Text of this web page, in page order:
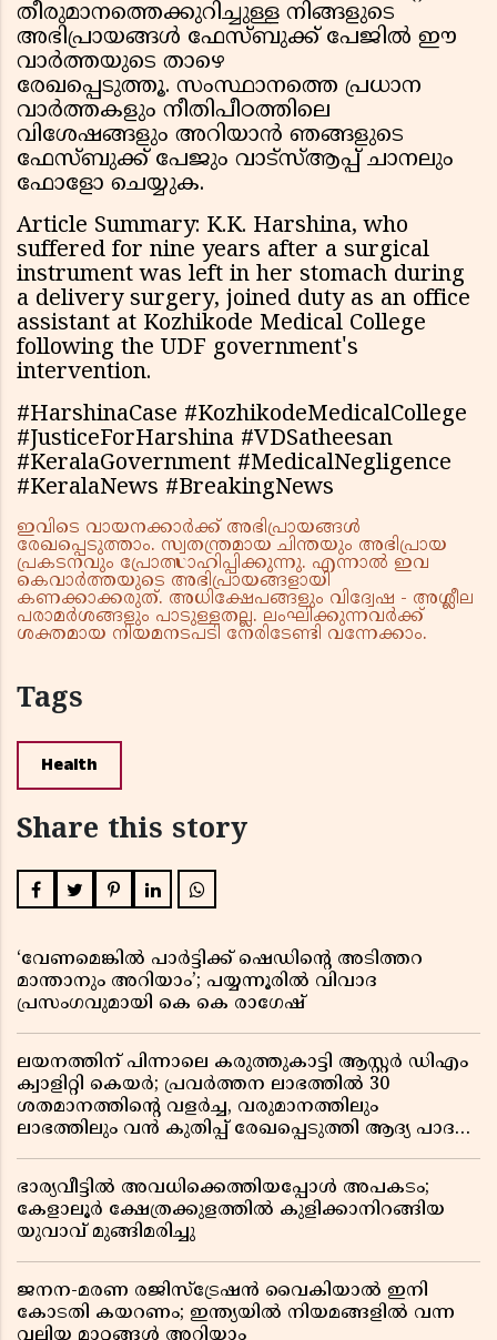
തീരുമാനത്തെക്കുറിച്ചുള്ള നിങ്ങളുടെ
അഭിപ്രായങ്ങൾ ഫേസ്ബുക്ക് പേജില്‍ ഈ
വാര്‍ത്തയുടെ താഴെ
രേഖപ്പെടുത്തൂ. സംസ്ഥാനത്തെ പ്രധാന
വാർത്തകളും നീതിപീഠത്തിലെ
വിശേഷങ്ങളും അറിയാൻ ഞങ്ങളുടെ
ഫേസ്ബുക്ക് പേജും വാട്സ്ആപ്പ് ചാനലും
ഫോളോ ചെയ്യുക.
Article Summary: K.K. Harshina, who
suffered for nine years after a surgical
instrument was left in her stomach during
a delivery surgery, joined duty as an office
assistant at Kozhikode Medical College
following the UDF government's
intervention.
#HarshinaCase #KozhikodeMedicalCollege
#JusticeForHarshina #VDSatheesan
#KeralaGovernment #MedicalNegligence
#KeralaNews #BreakingNews
ഇവിടെ വായനക്കാർക്ക് അഭിപ്രായങ്ങൾ
രേഖപ്പെടുത്താം. സ്വതന്ത്രമായ ചിന്തയും അഭിപ്രായ
പ്രകടനവും പ്രോത്സാഹിപ്പിക്കുന്നു. എന്നാൽ ഇവ
കെവാർത്തയുടെ അഭിപ്രായങ്ങളായി
കണക്കാക്കരുത്. അധിക്ഷേപങ്ങളും വിദ്വേഷ - അശ്ലീല
പരാമർശങ്ങളും പാടുള്ളതല്ല. ലംഘിക്കുന്നവർക്ക്
ശക്തമായ നിയമനടപടി നേരിടേണ്ടി വന്നേക്കാം.
Tags
Health
Share this story
‘വേണമെങ്കിൽ പാർട്ടിക്ക് ഷെഡിൻ്റെ അടിത്തറ
മാന്താനും അറിയാം’; പയ്യന്നൂരിൽ വിവാദ
പ്രസംഗവുമായി കെ കെ രാഗേഷ്
ലയനത്തിന് പിന്നാലെ കരുത്തുകാട്ടി ആസ്റ്റർ ഡിഎം
ക്വാളിറ്റി കെയർ; പ്രവർത്തന ലാഭത്തിൽ 30
ശതമാനത്തിൻ്റെ വളർച്ച, വരുമാനത്തിലും
ലാഭത്തിലും വൻ കുതിപ്പ് രേഖപ്പെടുത്തി ആദ്യ പാദ
ഭാര്യവീട്ടിൽ അവധിക്കെത്തിയപ്പോൾ അപകടം;
കേളാലൂർ ക്ഷേത്രക്കുളത്തിൽ കുളിക്കാനിറങ്ങിയ
യുവാവ് മുങ്ങിമരിച്ചു
ജനന-മരണ രജിസ്ട്രേഷൻ വൈകിയാൽ ഇനി
കോടതി കയറണം; ഇന്ത്യയിൽ നിയമങ്ങളിൽ വന്ന